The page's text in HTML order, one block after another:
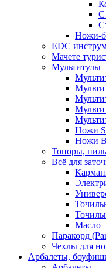
Ножи-
EDC
Мачете
Мультитулы
Ножи
Ножи
Топоры,
Всё для
Масло
Паракорд
Чехлы для
Арбалеты,